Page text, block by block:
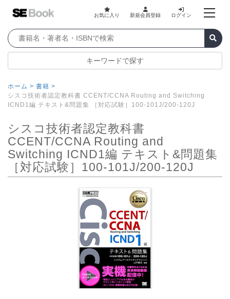
お気に入り 新規会員登録 ログイン
キーワードで探す
ホーム > 書籍 >
シスコ技術者認定教科書 CCENT/CCNA Routing and Switching
ICND1編 テキスト&問題集 ［対応試験］100-101J/200-120J
シスコ技術者認定教科書
CCENT/CCNA Routing and
Switching ICND1編 テキスト&問題集
［対応試験］100-101J/200-120J